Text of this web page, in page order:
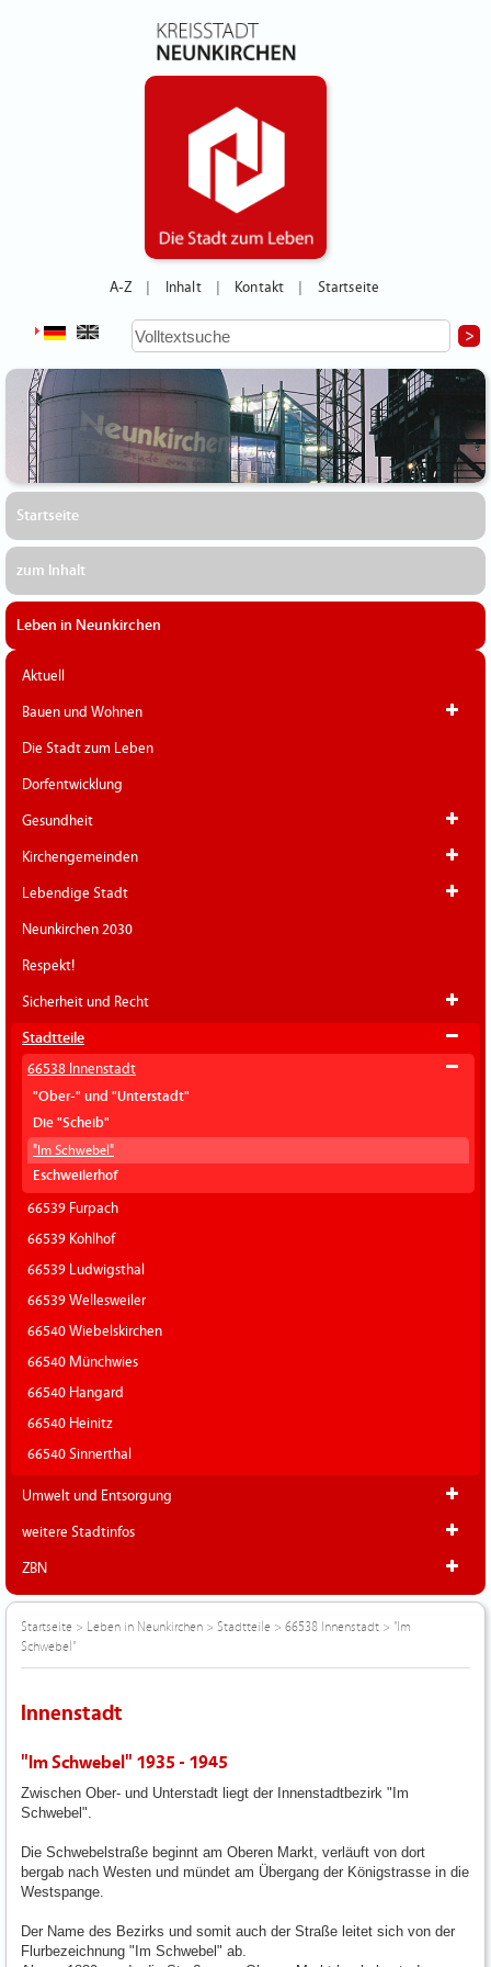
A-Z Inhalt Kontakt Startseite
Startseite
zum Inhalt
Leben in Neunkirchen
Aktuell
Bauen und Wohnen
Die Stadt zum Leben
Dorfentwicklung
Gesundheit
Kirchengemeinden
Lebendige Stadt
Neunkirchen 2030
Respekt!
Sicherheit und Recht
Stadtteile
66538 Innenstadt
"Ober-" und "Unterstadt"
Die "Scheib"
"Im Schwebel"
Eschweilerhof
66539 Furpach
66539 Kohlhof
66539 Ludwigsthal
66539 Wellesweiler
66540 Wiebelskirchen
66540 Münchwies
66540 Hangard
66540 Heinitz
66540 Sinnerthal
Umwelt und Entsorgung
weitere Stadtinfos
ZBN
Startseite > Leben in Neunkirchen > Stadtteile > 66538 Innenstadt > "Im
Schwebel"
Innenstadt
"Im Schwebel" 1935 - 1945
Zwischen Ober- und Unterstadt liegt der Innenstadtbezirk "Im
Schwebel".
Die Schwebelstraße beginnt am Oberen Markt, verläuft von dort
bergab nach Westen und mündet am Übergang der Königstrasse in die
Westspange.
Der Name des Bezirks und somit auch der Straße leitet sich von der
Flurbezeichnung "Im Schwebel" ab.